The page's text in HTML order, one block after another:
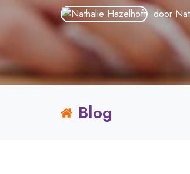
door
Blog